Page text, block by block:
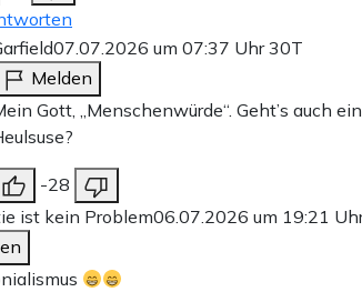
07.07.2026 um 07:37 Uhr30T
Melden
Gott, „Menschenwürde“. Geht’s auch
-28
ist kein Problem06.07.2026 um 19:21